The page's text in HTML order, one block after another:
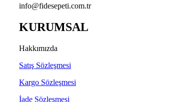
info@fidesepeti.com.tr
KURUMSAL
Hakkımızda
Satış Sözleşmesi
Kargo Sözleşmesi
İade Sözleşmesi